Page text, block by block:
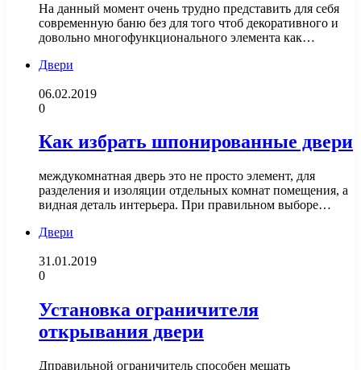
На данный момент очень трудно представить для себя
современную баню без для того чтоб декоративного и
довольно многофункционального элемента как…
Двери
06.02.2019
0
Как избрать шпонированные двери
междукомнатная дверь это не просто элемент, для
разделения и изоляции отдельных комнат помещения, а
видная деталь интерьера. При правильном выборе…
Двери
31.01.2019
0
Установка ограничителя
открывания двери
Дправильной ограничитель способен мешать